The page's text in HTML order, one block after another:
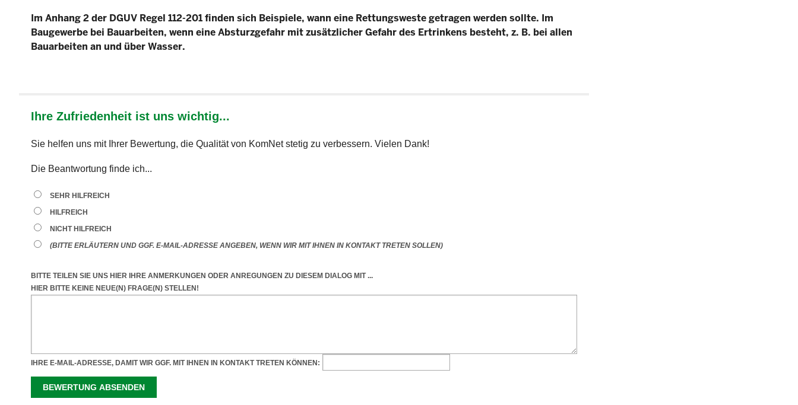
Im Anhang 2 der DGUV Regel 112-201 finden sich Beispiele, wann eine Rettungsweste getragen werden sollte. Im
Baugewerbe bei Bauarbeiten, wenn eine Absturzgefahr mit zusätzlicher Gefahr des Ertrinkens besteht, z. B. bei allen
Bauarbeiten an und über Wasser.